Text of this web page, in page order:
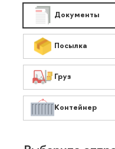
Документы
Посылка
Груз
Контейнер